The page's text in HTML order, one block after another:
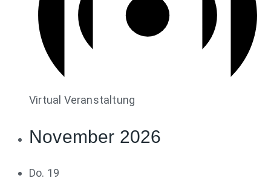
Virtual Veranstaltung
November 2026
Do. 19